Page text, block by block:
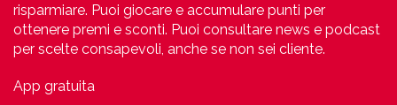
risparmiare. Puoi giocare e accumulare punti per
ottenere premi e sconti. Puoi consultare news e podcast
per scelte consapevoli, anche se non sei cliente.
App gratuita